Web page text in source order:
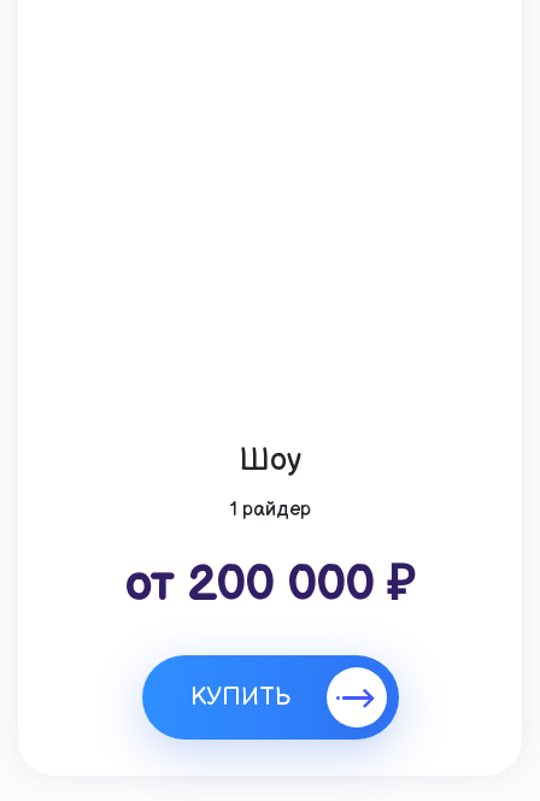
Шоу
1 райдер
от 200 000 ₽
КУПИТЬ